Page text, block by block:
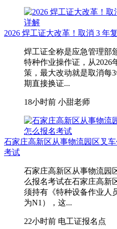
2026 焊工证大改革！取消 3 年
焊工证全称是应急管理部
特种作业操作证，从2026
策，最大改动就是取消每
期直接换证...
18小时前 小甜老师
石家庄高新区从事物流园区叉
考试
石家庄高新区从事物流园
么报名考试在石家庄高新
须持有《特种设备作业人
为N1）‌，这...
22小时前 电工证报名点